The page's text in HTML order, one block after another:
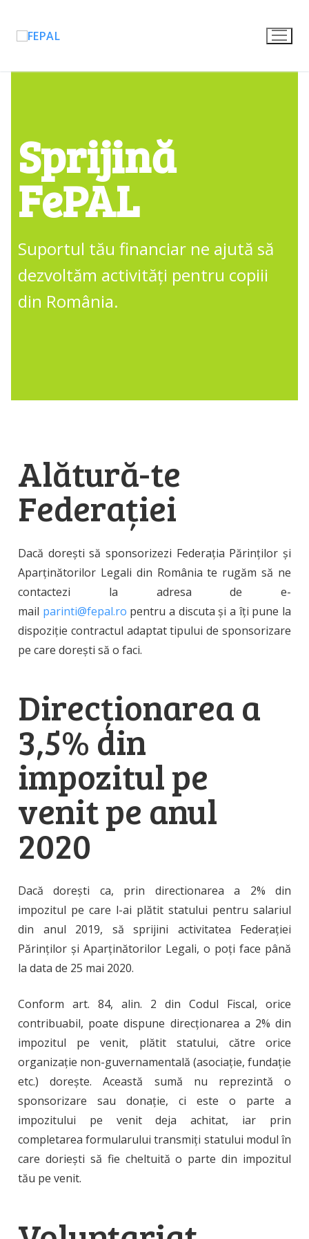
Sprijină
FePAL
Suportul tău financiar ne ajută să
dezvoltăm activități pentru copiii
din România.
Alătură-te
Federației
Dacă dorești să sponsorizezi Federația Părinților și
Aparținătorilor Legali din România te rugăm să ne
contactezi la adresa de e-
mail parinti@fepal.ro pentru a discuta și a îți pune la
dispoziție contractul adaptat tipului de sponsorizare
pe care dorești să o faci.
Direcționarea a
3,5% din
impozitul pe
venit pe anul
2020
Dacă dorești ca, prin directionarea a 2% din
impozitul pe care l-ai plătit statului pentru salariul
din anul 2019, să sprijini activitatea Federației
Părinților și Aparținătorilor Legali, o poți face până
la data de 25 mai 2020.
Conform art. 84, alin. 2 din Codul Fiscal, orice
contribuabil, poate dispune direcționarea a 2% din
impozitul pe venit, plătit statului, către orice
organizație non-guvernamentală (asociație, fundație
etc.) dorește. Această sumă nu reprezintă o
sponsorizare sau donație, ci este o parte a
impozitului pe venit deja achitat, iar prin
completarea formularului transmiți statului modul în
care doriești să fie cheltuită o parte din impozitul
tău pe venit.